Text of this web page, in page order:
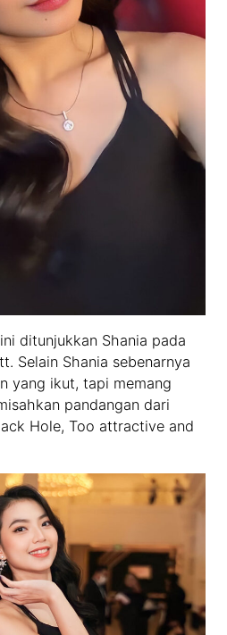
ditunjukkan Shania pada
Selain Shania sebenarnya
yang ikut, tapi memang
pandangan dari
Hole, Too attractive and